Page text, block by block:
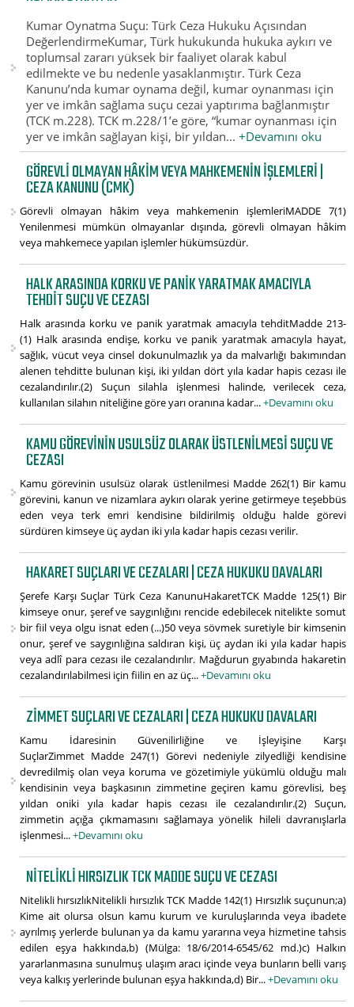
Kumar Oynatma Suçu: Türk Ceza Hukuku Açısından
DeğerlendirmeKumar, Türk hukukunda hukuka aykırı ve
toplumsal zararı yüksek bir faaliyet olarak kabul
edilmekte ve bu nedenle yasaklanmıştır. Türk Ceza
Kanunu’nda kumar oynama değil, kumar oynanması için
yer ve imkân sağlama suçu cezai yaptırıma bağlanmıştır
(TCK m.228). TCK m.228/1’e göre, “kumar oynanması için
yer ve imkân sağlayan kişi, bir yıldan...+Devamını oku
GÖREVLI OLMAYAN HÂKIM VEYA MAHKEMENIN IŞLEMLERI |
CEZA KANUNU (CMK)
Görevli olmayan hâkim veya mahkemenin işlemleriMADDE 7(1)
Yenilenmesi mümkün olmayanlar dışında, görevli olmayan hâkim
veya mahkemece yapılan işlemler hükümsüzdür.
HALK ARASINDA KORKU VE PANIK YARATMAK AMACIYLA
TEHDIT SUÇU VE CEZASI
Halk arasında korku ve panik yaratmak amacıyla tehditMadde 213-
(1) Halk arasında endişe, korku ve panik yaratmak amacıyla hayat,
sağlık, vücut veya cinsel dokunulmazlık ya da malvarlığı bakımından
alenen tehditte bulunan kişi, iki yıldan dört yıla kadar hapis cezası ile
cezalandırılır.(2) Suçun silahla işlenmesi halinde, verilecek ceza,
kullanılan silahın niteliğine göre yarı oranına kadar...+Devamını oku
KAMU GÖREVININ USULSÜZ OLARAK ÜSTLENILMESI SUÇU VE
CEZASI
Kamu görevinin usulsüz olarak üstlenilmesi Madde 262(1) Bir kamu
görevini, kanun ve nizamlara aykırı olarak yerine getirmeye teşebbüs
eden veya terk emri kendisine bildirilmiş olduğu halde görevi
sürdüren kimseye üç aydan iki yıla kadar hapis cezası verilir.
HAKARET SUÇLARI VE CEZALARI | CEZA HUKUKU DAVALARI
Şerefe Karşı Suçlar Türk Ceza KanunuHakaretTCK Madde 125(1) Bir
kimseye onur, şeref ve saygınlığını rencide edebilecek nitelikte somut
bir fiil veya olgu isnat eden (...)50 veya sövmek suretiyle bir kimsenin
onur, şeref ve saygınlığına saldıran kişi, üç aydan iki yıla kadar hapis
veya adlî para cezası ile cezalandırılır. Mağdurun gıyabında hakaretin
cezalandırılabilmesi için fiilin en az üç...+Devamını oku
ZIMMET SUÇLARI VE CEZALARI | CEZA HUKUKU DAVALARI
Kamu İdaresinin Güvenilirliğine ve İşleyişine Karşı
SuçlarZimmet Madde 247(1) Görevi nedeniyle zilyedliği kendisine
devredilmiş olan veya koruma ve gözetimiyle yükümlü olduğu malı
kendisinin veya başkasının zimmetine geçiren kamu görevlisi, beş
yıldan oniki yıla kadar hapis cezası ile cezalandırılır.(2) Suçun,
zimmetin açığa çıkmamasını sağlamaya yönelik hileli davranışlarla
işlenmesi...+Devamını oku
NITELIKLI HIRSIZLIK TCK MADDE SUÇU VE CEZASI
Nitelikli hırsızlıkNitelikli hırsızlık TCK Madde 142(1) Hırsızlık suçunun;a)
Kime ait olursa olsun kamu kurum ve kuruluşlarında veya ibadete
ayrılmış yerlerde bulunan ya da kamu yararına veya hizmetine tahsis
edilen eşya hakkında,b) (Mülga: 18/6/2014-6545/62 md.)c) Halkın
yararlanmasına sunulmuş ulaşım aracı içinde veya bunların belli varış
veya kalkış yerlerinde bulunan eşya hakkında,d) Bir...+Devamını oku